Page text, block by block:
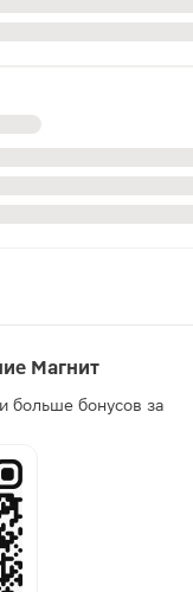
Магнит
больше бонусов за